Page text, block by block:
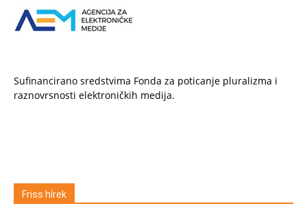
Sufinancirano sredstvima Fonda za poticanje pluralizma i
raznovrsnosti elektroničkih medija.
Friss hírek